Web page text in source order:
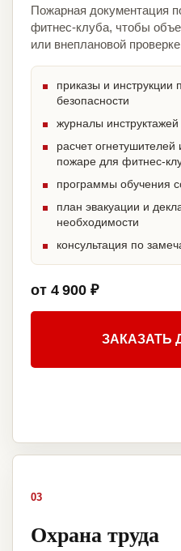
Пожарная документация
фитнес-клуба, чтобы
или внеплановой
приказы и инструкции
безопасности
журналы
расчет
пожаре для фитнес-
программы обучения
план эвакуации и
необходимости
консультация по
от 4 900 ₽
ЗАКАЗАТЬ
03
Охрана труда